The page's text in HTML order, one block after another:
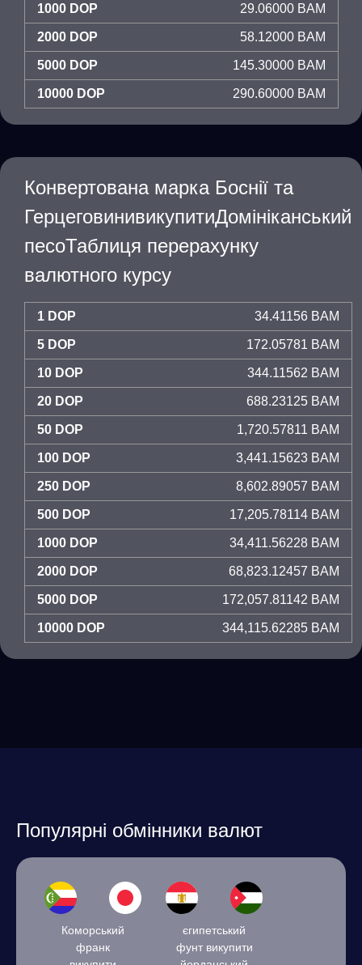
1000 DOP 29.06000 BAM
2000 DOP 58.12000 BAM
5000 DOP 145.30000 BAM
10000 DOP 290.60000 BAM
Конвертована марка Боснії та
ГерцеговинивикупитиДомініканський
песоТаблиця перерахунку
валютного курсу
1 DOP 34.41156 BAM
5 DOP 172.05781 BAM
10 DOP 344.11562 BAM
20 DOP 688.23125 BAM
50 DOP 1,720.57811 BAM
100 DOP 3,441.15623 BAM
250 DOP 8,602.89057 BAM
500 DOP 17,205.78114 BAM
1000 DOP 34,411.56228 BAM
2000 DOP 68,823.12457 BAM
5000 DOP 172,057.81142 BAM
10000 DOP 344,115.62285 BAM
Популярні обмінники валют
Коморський
франк
єгипетський
фунт викупити